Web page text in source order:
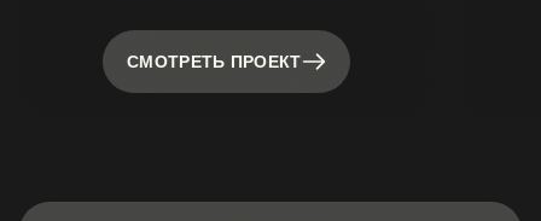
СМОТРЕТЬ ПРОЕКТ